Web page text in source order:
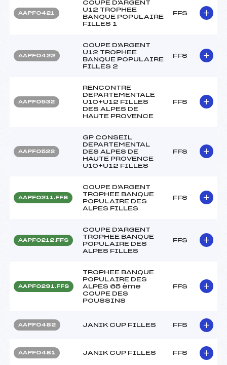
AAPF0421
COUPE D'ARGENT
U12 TROPHEE
BANQUE POPULAIRE
FILLES 1
FFS
AAPF0422
COUPE D'ARGENT
U12 TROPHEE
BANQUE POPULAIRE
FILLES 2
FFS
AAPF0532
RENCONTRE
DEPARTEMENTALE
U10+U12 FILLES
DES ALPES DE
HAUTE PROVENCE
FFS
AAPF0522
GP CONSEIL
DEPARTEMENTAL
DES ALPES DE
HAUTE PROVENCE
U10+U12 FILLES
FFS
AAPF0211.FFS
COUPE D'ARGENT
TROPHEE BANQUE
POPULAIRE DES
ALPES FILLES
FFS
AAPF0212.FFS
COUPE D'ARGENT
TROPHEE BANQUE
POPULAIRE DES
ALPES FILLES
FFS
AAPF0291.FFS
TROPHEE BANQUE
POPULAIRE DES
ALPES 65 ème
COUPE DES
POUSSINS
FFS
AAPF0482 JANIK CUP FILLES FFS
AAPF0481 JANIK CUP FILLES FFS